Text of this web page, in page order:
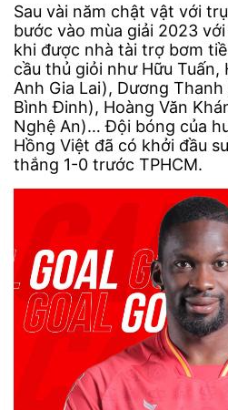
Sau vài năm chật vật với
bước vào mùa giải 2023
khi được nhà tài trợ bơm
cầu thủ giỏi như Hữu Tuấn,
Anh Gia Lai), Dương
Bình Đinh), Hoàng Văn
Nghệ An)… Đội bóng của
Hồng Việt đã có khởi đầu
thắng 1-0 trước TPHCM.